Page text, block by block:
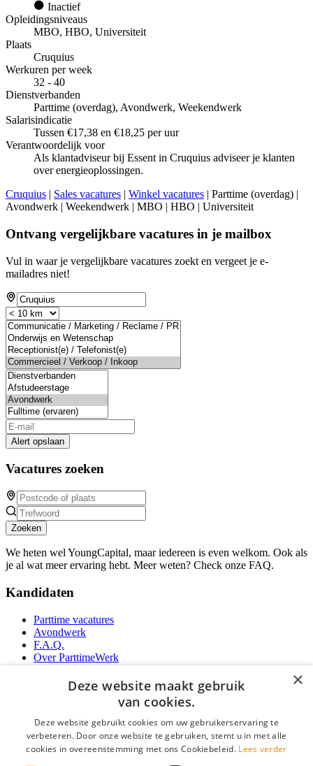
Inactief
Opleidingsniveaus
MBO, HBO, Universiteit
Plaats
Cruquius
Werkuren per week
32 - 40
Dienstverbanden
Parttime (overdag), Avondwerk, Weekendwerk
Salarisindicatie
Tussen €17,38 en €18,25 per uur
Verantwoordelijk voor
Als klantadviseur bij Essent in Cruquius adviseer je klanten
over energieoplossingen.
Cruquius | Sales vacatures | Winkel vacatures | Parttime (overdag) |
Avondwerk | Weekendwerk | MBO | HBO | Universiteit
Ontvang vergelijkbare vacatures in je mailbox
Vul in waar je vergelijkbare vacatures zoekt en vergeet je e-
mailadres niet!
Alert opslaan
Vacatures zoeken
Zoeken
We heten wel YoungCapital, maar iedereen is even welkom. Ook als
je al wat meer ervaring hebt. Meer weten? Check onze FAQ.
Kandidaten
Parttime vacatures
Avondwerk
F.A.Q.
Over ParttimeWerk
YoungCapital Android App
Parttime personeel
Vacature aanmelden
×
Deze website maakt gebruik
van cookies.
Deze website gebruikt cookies om uw gebruikerservaring te
verbeteren. Door onze website te gebruiken, stemt u in met alle
cookies in overeenstemming met ons Cookiebeleid. Lees verder